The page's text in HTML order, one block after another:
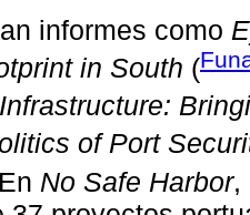
informes como
in South (
of Port
No Safe Harbor,